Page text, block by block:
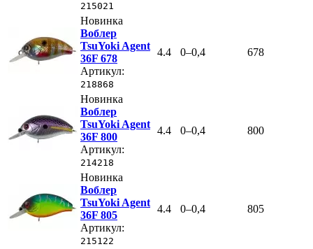
215021
Новинка
Воблер
TsuYoki Agent
36F 678
Артикул:
218868
4.4 0–0,4 678
Новинка
Воблер
TsuYoki Agent
36F 800
Артикул:
214218
4.4 0–0,4 800
Новинка
Воблер
TsuYoki Agent
36F 805
Артикул:
215122
4.4 0–0,4 805